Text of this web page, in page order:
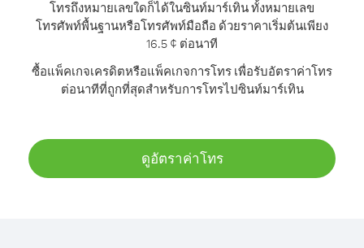
โทรถึงหมายเลขใดก็ได้ในซินท์มาร์เทิน ทั้งหมายเลข
โทรศัพท์พื้นฐานหรือโทรศัพท์มือถือ ด้วยราคาเริ่มต้นเพียง
16.5 ¢ ต่อนาที
ซื้อแพ็คเกจเครดิตหรือแพ็คเกจการโทร เพื่อรับอัตราค่าโทร
ต่อนาทีที่ถูกที่สุดสำหรับการโทรไปซินท์มาร์เทิน
ดูอัตราค่าโทร